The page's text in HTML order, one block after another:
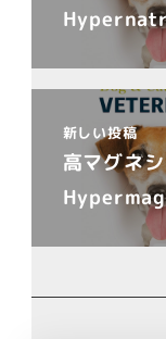
新しい投稿
高マグネ